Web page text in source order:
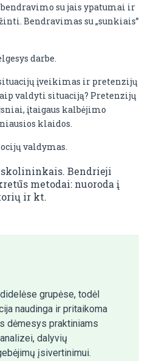
su jais ypatumai ir
Bendravimas su „sunkiais”
darbe.
įveikimas ir pretenzijų
valdyti situaciją? Pretenzijų
įtaigaus kalbėjimo
klaidos.
valdymas.
Bendrieji
metodai: nuoroda į
ir kt.
grupėse, todėl
naudinga ir pritaikoma
dėmesys praktiniams
dalyvių
įsivertinimui.